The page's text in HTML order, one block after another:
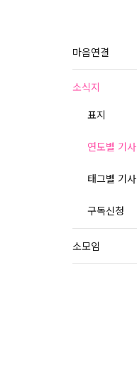
마음연결
소식지
표지
연도별 기사
태그별 기사
구독신청
소모임